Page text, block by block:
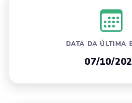
DATA DA ÚLTIMA
07/10/